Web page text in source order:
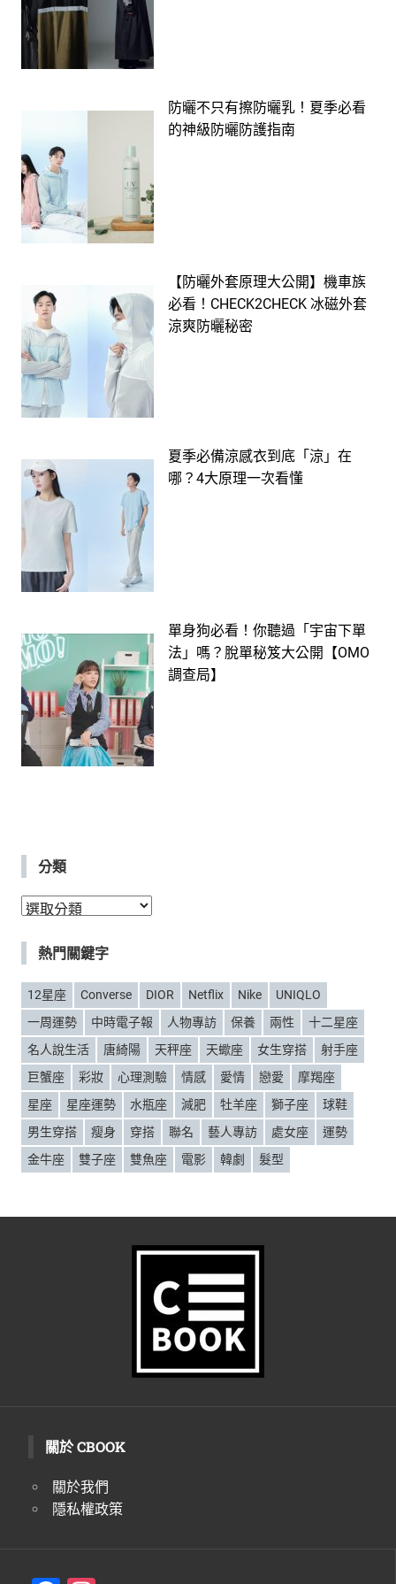
防曬不只有擦防曬乳！夏季必看
的神級防曬防護指南
【防曬外套原理大公開】機車族
必看！CHECK2CHECK 冰磁外套
涼爽防曬秘密
夏季必備涼感衣到底「涼」在
哪？4大原理一次看懂
單身狗必看！你聽過「宇宙下單
法」嗎？脫單秘笈大公開【OMO
調查局】
分類
分
熱門關鍵字
12星座 Converse DIOR Netflix Nike
UNIQLO
一周運勢
中時電子報 人物專訪 保養 兩性
十二星座
名人說生活
唐綺陽 天秤座 天蠍座 女生穿搭
射手座
巨蟹座
彩妝 心理測驗 情感 愛情 戀愛
摩羯座
星座
星座運勢 水瓶座 減肥 牡羊座 獅子座
球鞋
男生穿搭
瘦身 穿搭 聯名 藝人專訪 處女座
運勢
金牛座
雙子座 雙魚座 電影 韓劇 髮型
關於 CBOOK
關於我們
隱私權政策